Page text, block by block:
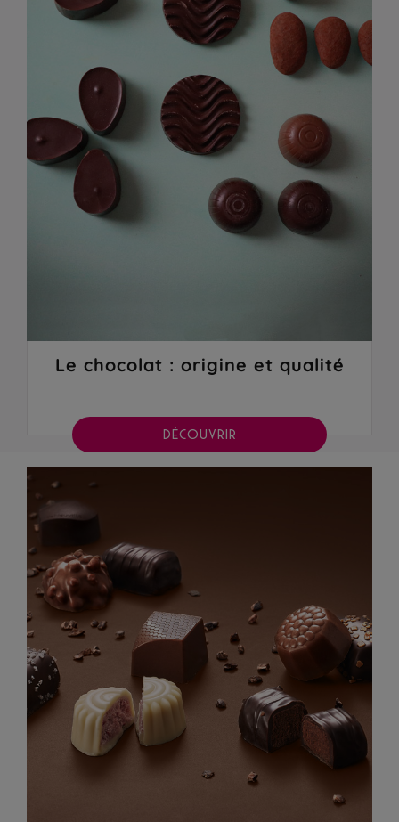
Le chocolat : origine et qualité
DÉCOUVRIR